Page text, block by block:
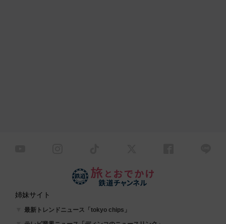
姉妹サイト
最新トレンドニュース「tokyo chips」